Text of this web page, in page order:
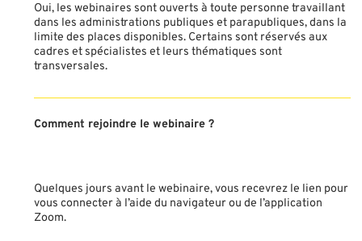
Oui, les webinaires sont ouverts à toute personne travaillant
dans les administrations publiques et parapubliques, dans la
limite des places disponibles. Certains sont réservés aux
cadres et spécialistes et leurs thématiques sont
transversales.
Comment rejoindre le webinaire ?
Quelques jours avant le webinaire, vous recevrez le lien pour
vous connecter à l’aide du navigateur ou de l’application
Zoom.